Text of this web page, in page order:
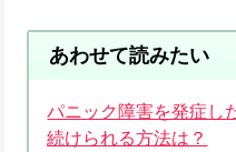
あわせて読みたい
パニック障害を発症し
続けられる方法は？